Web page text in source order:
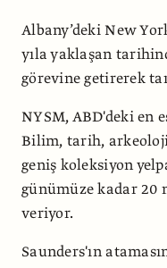
Albany’deki New
yıla yaklaşan
görevine getirerek
NYSM, ABD'deki en
Bilim, tarih,
geniş koleksiyon
günümüze kadar 20
veriyor.
Saunders'ın